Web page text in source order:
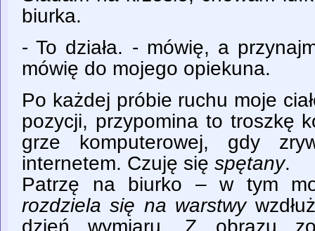
biurka.
- To działa. - mówię, a
mówię do mojego opiekuna.
Po każdej próbie ruchu moje
pozycji, przypomina to troszkę
grze komputerowej, gdy
internetem. Czuję się spętany.
Patrzę na biurko – w tym
rozdziela się na warstwy